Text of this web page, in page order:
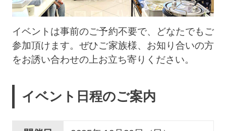
イベントは事前のご予約不要で、どなたでもご
参加頂けます。ぜひご家族様、お知り合いの方
をお誘い合わせの上お立ち寄りください。
イベント日程のご案内